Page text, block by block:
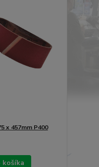
x 457mm P400
košíka